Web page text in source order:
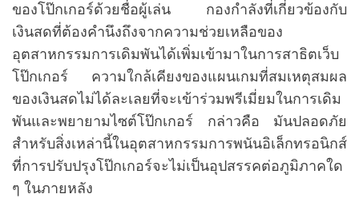
ของโป๊กเกอร์ด้วยชื่อผู้เล่น กองกำลังที่เกี่ยวข้องกับ
เงินสดที่ต้องคำนึงถึงจากความช่วยเหลือของ
อุตสาหกรรมการเดิมพันได้เพิ่มเข้ามาในการสาธิตเว็บ
โป๊กเกอร์ ความใกล้เคียงของแผนเกมที่สมเหตุสมผล
ของเงินสดไม่ได้ละเลยที่จะเข้าร่วมพรีเมี่ยมในการเดิม
พันและพยายามไซต์โป๊กเกอร์ กล่าวคือ มันปลอดภัย
สำหรับสิ่งเหล่านี้ในอุตสาหกรรมการพนันอิเล็กทรอนิกส์
ที่การปรับปรุงโป๊กเกอร์จะไม่เป็นอุปสรรคต่อภูมิภาคใด
ๆ ในภายหลัง